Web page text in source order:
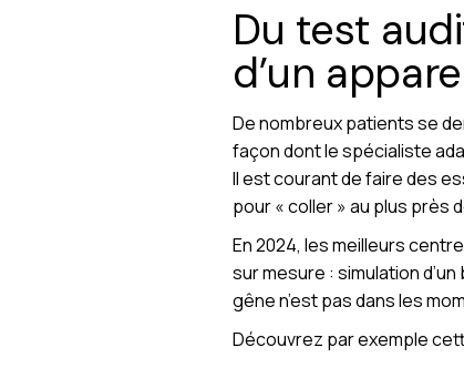
Du test
d’un
De nombreux patients se
façon dont le spécialiste
Il est courant de faire des
pour « coller » au plus près
En 2024, les meilleurs
sur mesure : simulation
gêne n’est pas dans les
Découvrez par exemple